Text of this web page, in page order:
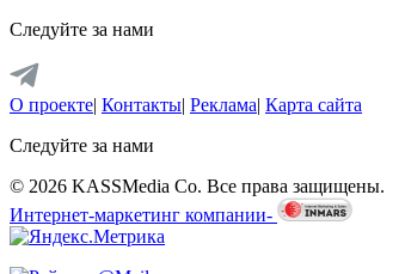
Следуйте за нами
О проекте| Контакты| Реклама| Карта сайта
Следуйте за нами
© 2026 KASSMedia Co. Все права защищены.
Интернет-маркетинг компании-